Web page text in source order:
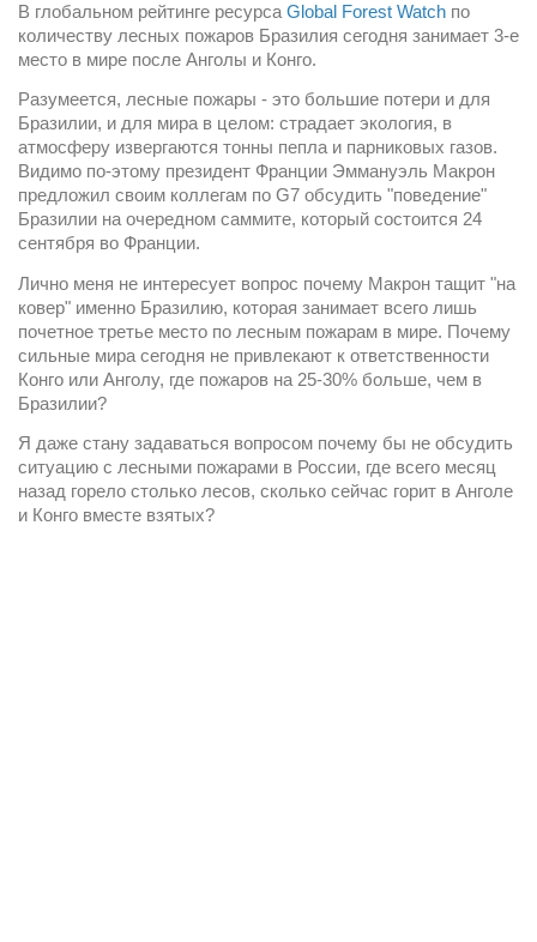
В глобальном рейтинге ресурса Global Forest Watch по
количеству лесных пожаров Бразилия сегодня занимает 3-е
место в мире после Анголы и Конго.
Разумеется, лесные пожары - это большие потери и для
Бразилии, и для мира в целом: страдает экология, в
атмосферу извергаются тонны пепла и парниковых газов.
Видимо по-этому президент Франции Эммануэль Макрон
предложил своим коллегам по G7 обсудить "поведение"
Бразилии на очередном саммите, который состоится 24
сентября во Франции.
Лично меня не интересует вопрос почему Макрон тащит "на
ковер" именно Бразилию, которая занимает всего лишь
почетное третье место по лесным пожарам в мире. Почему
сильные мира сегодня не привлекают к ответственности
Конго или Анголу, где пожаров на 25-30% больше, чем в
Бразилии?
Я даже стану задаваться вопросом почему бы не обсудить
ситуацию с лесными пожарами в России, где всего месяц
назад горело столько лесов, сколько сейчас горит в Анголе
и Конго вместе взятых?